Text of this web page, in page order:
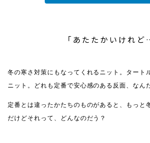
「あたたかいけれど
冬の寒さ対策にもなってくれるニット。タート
ニット。どれも定番で安心感のある反面、なん
定番とは違ったかたちのものがあると、もっと
だけどそれって、どんなのだう？